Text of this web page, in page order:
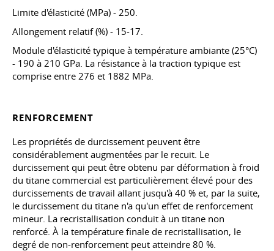
Limite d'élasticité (MPa) - 250.
Allongement relatif (%) - 15-17.
Module d'élasticité typique à température ambiante (25°C)
- 190 à 210 GPa. La résistance à la traction typique est
comprise entre 276 et 1882 MPa.
RENFORCEMENT
Les propriétés de durcissement peuvent être
considérablement augmentées par le recuit. Le
durcissement qui peut être obtenu par déformation à froid
du titane commercial est particulièrement élevé pour des
durcissements de travail allant jusqu'à 40 % et, par la suite,
le durcissement du titane n'a qu'un effet de renforcement
mineur. La recristallisation conduit à un titane non
renforcé. À la température finale de recristallisation, le
degré de non-renforcement peut atteindre 80 %.